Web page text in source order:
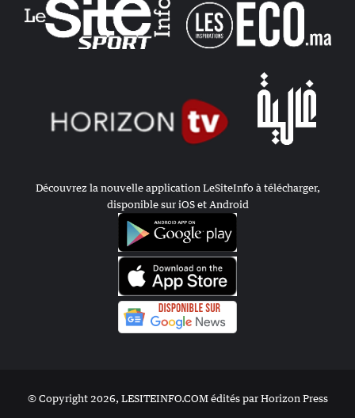
Découvrez la nouvelle application LeSiteInfo à télécharger,
disponible sur iOS et Android
© Copyright 2026, LESITEINFO.COM édités par Horizon Press